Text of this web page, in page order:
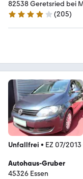
82538 Geretsried bei
3.9 Sterne
(205)
Unfallfrei • EZ 07/2013
Autohaus-Gruber
45326 Essen